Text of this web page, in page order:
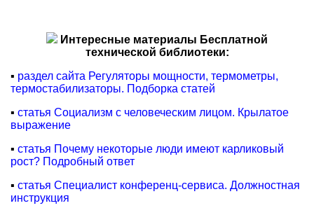
Интересные материалы Бесплатной
технической библиотеки:
▪ раздел сайта Регуляторы мощности, термометры,
термостабилизаторы. Подборка статей
▪ статья Социализм с человеческим лицом. Крылатое
выражение
▪ статья Почему некоторые люди имеют карликовый
рост? Подробный ответ
▪ статья Специалист конференц-сервиса. Должностная
инструкция